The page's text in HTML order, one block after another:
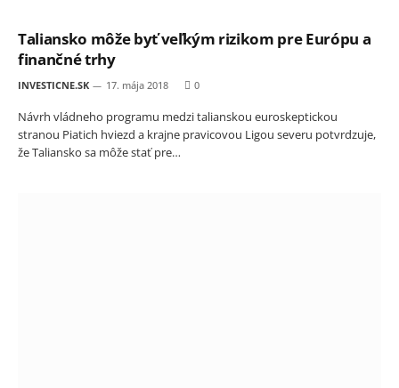
Taliansko môže byť veľkým rizikom pre Európu a
finančné trhy
INVESTICNE.SK 17. mája 2018 0
Návrh vládneho programu medzi talianskou euroskeptickou
stranou Piatich hviezd a krajne pravicovou Ligou severu potvrdzuje,
že Taliansko sa môže stať pre…